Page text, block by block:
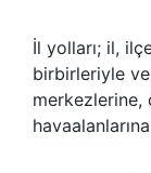
İl yolları; il,
birbirleriyle
merkezlerine,